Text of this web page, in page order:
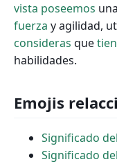
vista poseemos
fuerza y agilidad,
consideras que
habilidades.
Emojis
Significado
Significado